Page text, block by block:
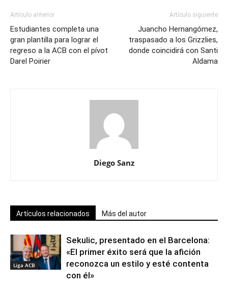
Artículo anterior
Estudiantes completa una
gran plantilla para lograr el
regreso a la ACB con el pívot
Darel Poirier
Artículo siguiente
Juancho Hernangómez,
traspasado a los Grizzlies,
donde coincidirá con Santi
Aldama
Diego Sanz
Artículos relacionados Más del autor
Liga ACB
Sekulic, presentado en el Barcelona:
«El primer éxito será que la afición
reconozca un estilo y esté contenta
con él»